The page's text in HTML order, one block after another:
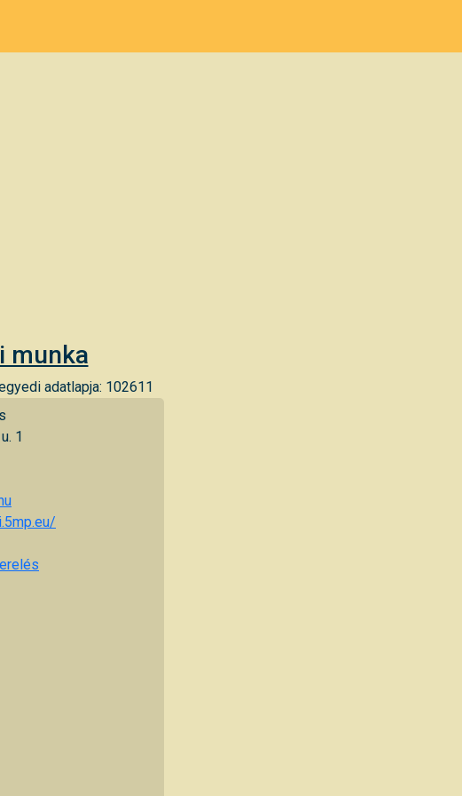
munka
adatlapja: 102611
1